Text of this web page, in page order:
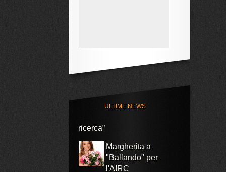
ULTIME NEWS
in Coppa del Mondo
riparte la campagna
“Tutti possiamo
ricerca”
Margherita a
"Ballando" per
l'AIRC